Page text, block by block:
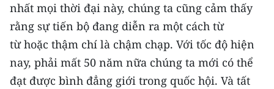
Media Kinh tế
Media Văn hóa
Media Xã hội
nhất mọi thời đại này, chúng ta cũng cảm thấy
rằng sự tiến bộ đang diễn ra một cách từ
từ hoặc thậm chí là chậm chạp. Với tốc độ hiện
nay, phải mất 50 năm nữa chúng ta mới có thể
đạt được bình đẳng giới trong quốc hội. Và tất